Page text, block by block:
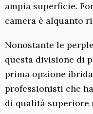
ampia superficie.
camera è alquanto
Nonostante le
questa divisione di
prima opzione
professionisti che
di qualità superiore